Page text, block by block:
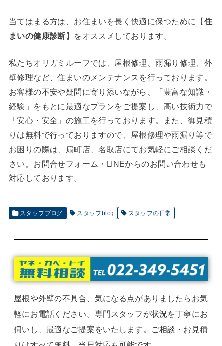
当てはまる方は、お住まいを長く快適に保つために【住
まいの健康診断】をオススメしております。
私たちオリガミルーフでは、屋根修理、雨漏り修理、外
壁修理など、住まいのメンテナンスを行っております。
お客様の不安や疑問に寄り添いながら、「豊富な知識・
経験」をもとに最適なプランをご提案し、高い技術力で
「安心・安全」の施工を行っております。また、御見積
りは無料で行っておりますので、屋根修理や雨漏り等で
お困りの際は、扇町店、名取店にてお気軽にご相談くだ
さい。お問合せフォーム・LINEからのお問い合わせも
対応しております。
スタッフブログ スタッフblog スタッフの日常
屋根や外壁の不具合、気になる点がありましたらお気
軽にお電話ください。専門スタッフが状況を丁寧にお
伺いし、最適なご提案をいたします。ご相談・お見積